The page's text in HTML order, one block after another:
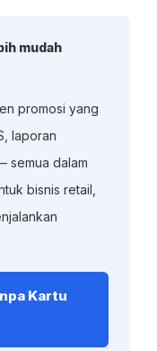
mudah
promosi yang
laporan
semua dalam
bisnis retail,
Kartu